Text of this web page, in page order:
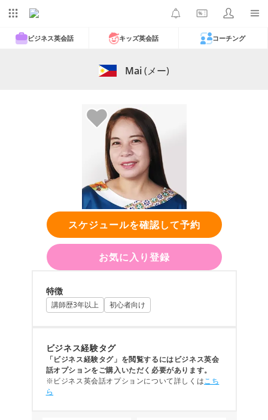
ビジネス英会話 キッズ英会話 コーチング
Mai(メー)
スケジュールを確認して予約
お気に入り登録
特徴
講師歴3年以上 初心者向け
ビジネス経験タグ
「ビジネス経験タグ」を閲覧するにはビジネス英会
話オプションをご購入いただく必要があります。
※ビジネス英会話オプションについて詳しくはこち
ら